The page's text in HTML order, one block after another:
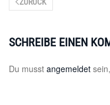
SCHREIBE EINEN
Du musst angemeldet